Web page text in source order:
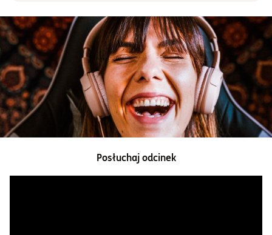
Informacje i dokumenty
O nas
Otwórz konto
Zaloguj
Posłuchaj odcinek